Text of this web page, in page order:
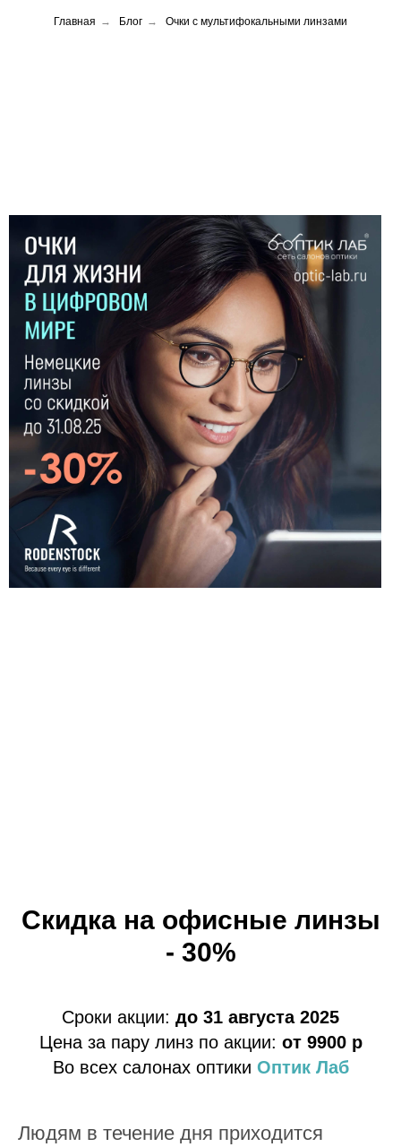
Главная → Блог → Очки с мультифокальными линзами
Мультифокальные
линзы в очках:
забудьте о
проблемах со
зрением
Скидка на офисные линзы
- 30%
Сроки акции: до 31 августа 2025
Цена за пару линз по акции: от 9900 р
Во всех салонах оптики Оптик Лаб
Людям в течение дня приходится